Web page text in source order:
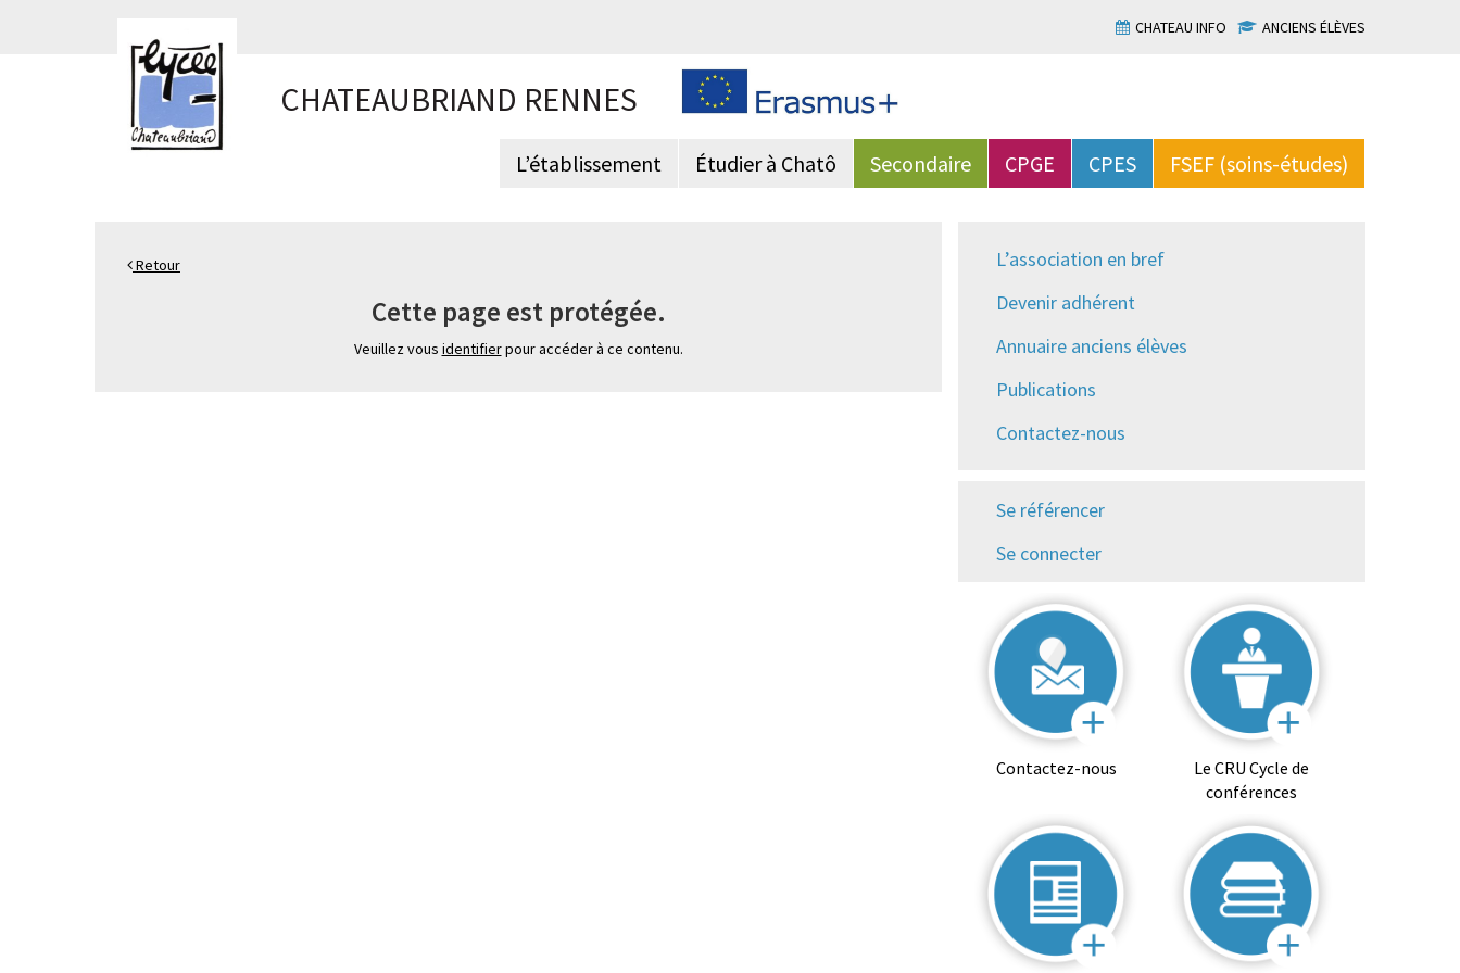
CHATEAU INFO ANCIENS ÉLÈVES
CHATEAUBRIAND RENNES
L’établissement Étudier à Chatô Secondaire CPGE CPES FSEF (soins-études)
Retour
Cette page est protégée.
Veuillez vous identifierpour accéder à ce contenu.
L’association en bref
Devenir adhérent
Annuaire anciens élèves
Publications
Contactez-nous
Se référencer
Se connecter
Contactez-nous
Le CRU Cycle de
conférences